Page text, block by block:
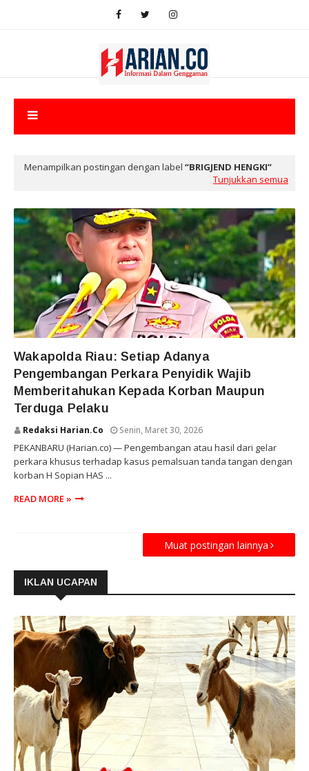
Menampilkan postingan dengan label
BRIGJEND HENGKI
Tunjukkan semua
Wakapolda Riau: Setiap Adanya
Pengembangan Perkara Penyidik Wajib
Memberitahukan Kepada Korban Maupun
Terduga Pelaku
Redaksi Harian.co Senin, Maret 30, 2026
PEKANBARU (Harian.co) — Pengembangan atau hasil dari gelar
perkara khusus terhadap kasus pemalsuan tanda tangan dengan
korban H Sopian HAS ...
READ MORE »
Muat postingan lainnya
IKLAN UCAPAN